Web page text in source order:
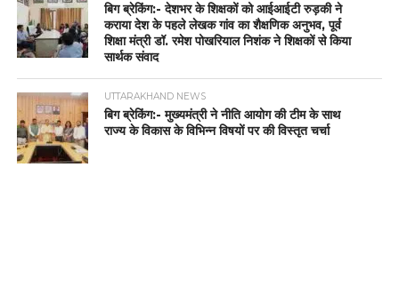
बिग ब्रेकिंग:- देशभर के शिक्षकों को आईआईटी रुड़की ने
कराया देश के पहले लेखक गांव का शैक्षणिक अनुभव, पूर्व
शिक्षा मंत्री डॉ. रमेश पोखरियाल निशंक ने शिक्षकों से किया
सार्थक संवाद
UTTARAKHAND NEWS
बिग ब्रेकिंग:- मुख्यमंत्री ने नीति आयोग की टीम के साथ
राज्य के विकास के विभिन्न विषयों पर की विस्तृत चर्चा